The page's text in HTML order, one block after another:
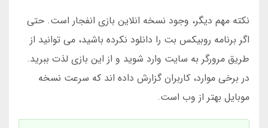
نکته مهم دیگر، وجود نسخه انلاین بازی انفجار است. حتی
اگر برنامه روبیکس بت را دانلود نکرده باشید، می توانید از
طریق مرورگر به سایت وارد شوید و از این بازی لذت ببرید.
در برخی موارد، کاربران گزارش داده اند که سرعت نسخه
موبایل بهتر از وب است.